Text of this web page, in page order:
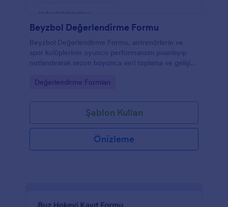
Beyzbol Değerlendirme Formu
Beyzbol Değerlendirme Formu, antrenörlerin ve
spor kulüplerinin oyuncu performansını puanlayıp
notlandırarak sezon boyunca veri toplama ve gelişimi
Go to Category:
Değerlendirme Formları
Şablon Kullan
Önizleme